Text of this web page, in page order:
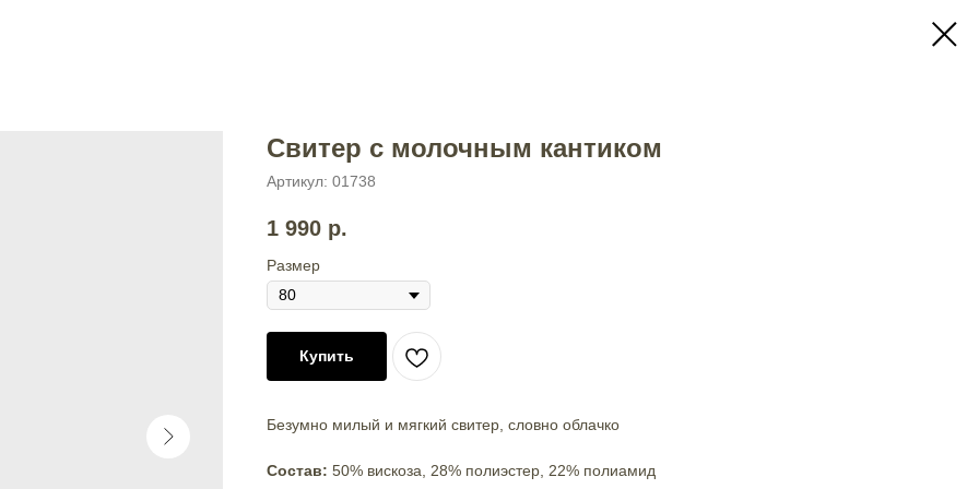
Свитер с молочным кантиком
Артикул: 01738
1 990 р.
Размер
Купить
Безумно милый и мягкий свитер, словно облачко
Состав: 50% вискоза, 28% полиэстер, 22% полиамид